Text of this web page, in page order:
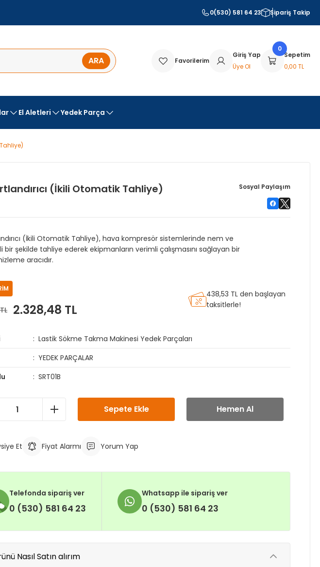
0(530) 581 64 23 Sipariş Takip
ARA Favorilerim
Giriş Yap
Üye Ol
0
Sepetim
0,00 TL
El Aletleri Yedek Parça
(İkili Otomatik Tahliye) Sosyal Paylaşım
(İkili Otomatik Tahliye), hava kompresör sistemlerinde nem ve
bir şekilde tahliye ederek ekipmanların verimli çalışmasını sağlayan bir
aracıdır.
2.328,48 TL
438,53 TL den başlayan
taksitlerle!
Lastik Sökme Takma Makinesi Yedek Parçaları
YEDEK PARÇALAR
SRT01B
Sepete Ekle Hemen Al
Et Fiyat Alarmı Yorum Yap
Telefonda sipariş ver
0 (530) 581 64 23
Whatsapp ile sipariş ver
0 (530) 581 64 23
Nasıl Satın alırım